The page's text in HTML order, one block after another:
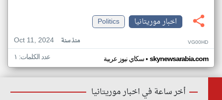
اخبار موريتانيا
Politics
Oct 11, 2024
منذ سنة VG00HD
سكاي نيوز عربية• skynewsarabia.com عدد الكلمات: ١
أخر ساعة في اخبار موريتانيا